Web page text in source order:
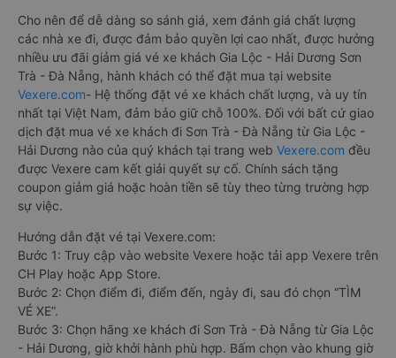
Cho nên để dễ dàng so sánh giá, xem đánh giá chất lượng
các nhà xe đi, được đảm bảo quyền lợi cao nhất, được hưởng
nhiều ưu đãi giảm giá vé xe khách Gia Lộc - Hải Dương Sơn
Trà - Đà Nẵng, hành khách có thể đặt mua tại website
Vexere.com- Hệ thống đặt vé xe khách chất lượng, và uy tín
nhất tại Việt Nam, đảm bảo giữ chỗ 100%. Đối với bất cứ giao
dịch đặt mua vé xe khách đi Sơn Trà - Đà Nẵng từ Gia Lộc -
Hải Dương nào của quý khách tại trang web Vexere.com đều
được Vexere cam kết giải quyết sự cố. Chính sách tặng
coupon giảm giá hoặc hoàn tiền sẽ tùy theo từng trường hợp
sự việc.
Hướng dẫn đặt vé tại Vexere.com:
Bước 1: Truy cập vào website Vexere hoặc tải app Vexere trên
CH Play hoặc App Store.
Bước 2: Chọn điểm đi, điểm đến, ngày đi, sau đó chọn “TÌM
VÉ XE”.
Bước 3: Chọn hãng xe khách đi Sơn Trà - Đà Nẵng từ Gia Lộc
- Hải Dương, giờ khởi hành phù hợp. Bấm chọn vào khung giờ